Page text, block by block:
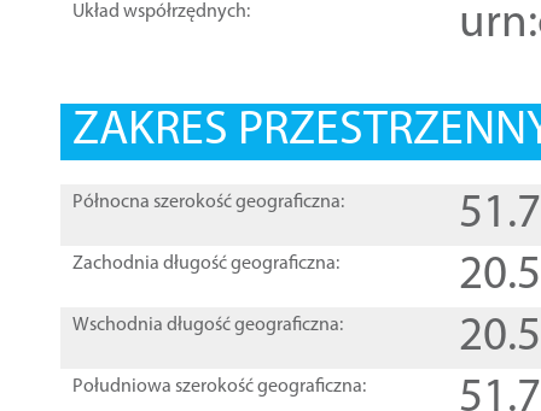
Układ współrzędnych:
ZAKRES
Północna szerokość geograficzna:
Zachodnia długość geograficzna:
Wschodnia długość geograficzna:
Południowa szerokość geograficzna: